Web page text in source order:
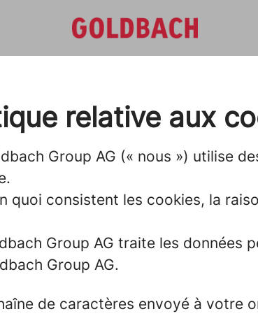
relative aux
Group AG (« nous ») utilise
quoi consistent les cookies, la
Group AG traite les données
Group AG.
de caractères envoyé à votre